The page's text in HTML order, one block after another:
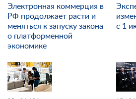
Электронная коммерция в
РФ продолжает расти и
меняться к запуску закона
о платформенной
экономике
с 1